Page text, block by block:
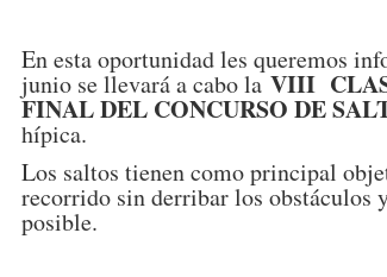
En esta oportunidad les queremos
junio se llevará a cabo laVIII
FINAL DEL CONCURSO DE
hípica.
Los saltos tienen como principal
recorrido sin derribar los obstáculos
posible.